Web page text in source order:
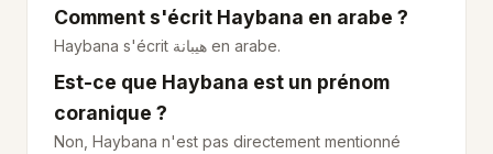
Comment s'écrit Haybana en arabe ?
Haybana s'écrit هيبانة en arabe.
Est-ce que Haybana est un prénom
coranique ?
Non, Haybana n'est pas directement mentionné